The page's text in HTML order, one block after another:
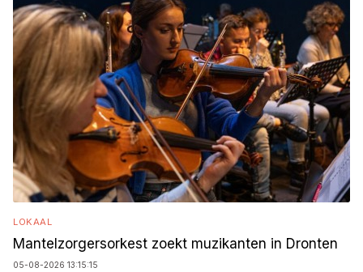
LOKAAL
Mantelzorgersorkest zoekt muzikanten in Dronten
05-08-2026 13:15:15